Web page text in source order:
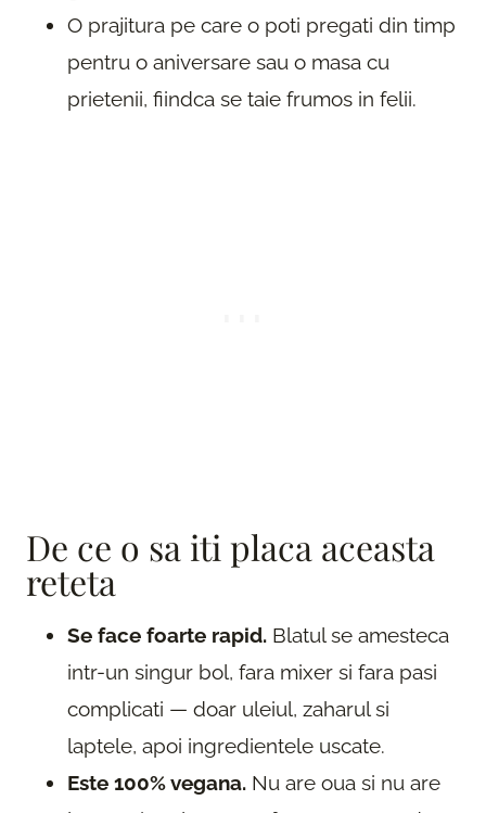
O prajitura pe care o poti pregati din timp
pentru o aniversare sau o masa cu
prietenii, fiindca se taie frumos in felii.
De ce o sa iti placa aceasta
reteta
Se face foarte rapid. Blatul se amesteca
intr-un singur bol, fara mixer si fara pasi
complicati — doar uleiul, zaharul si
laptele, apoi ingredientele uscate.
Este 100% vegana. Nu are oua si nu are